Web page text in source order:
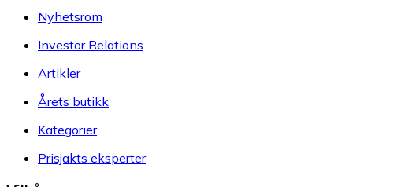
Nyhetsrom
Investor Relations
Artikler
Årets butikk
Kategorier
Prisjakts eksperter